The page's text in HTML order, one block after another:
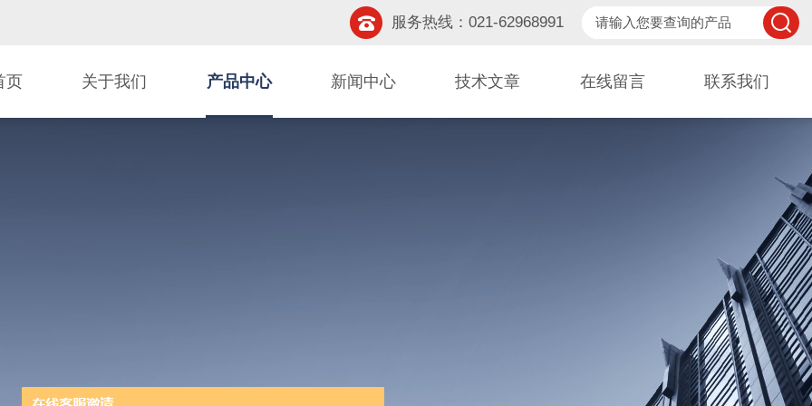
服务热线：021-62968991
页 关于我们 产品中心 新闻中心 技术文章 在线留言 联系我们